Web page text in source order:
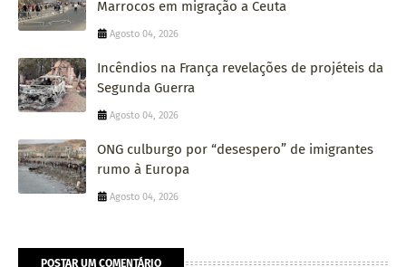
Marrocos em migração a Ceuta
Agosto 04, 2026
Incêndios na França revelações de projéteis da
Segunda Guerra
Agosto 04, 2026
ONG culburgo por “desespero” de imigrantes
rumo à Europa
Agosto 04, 2026
POSTAR UM COMENTÁRIO